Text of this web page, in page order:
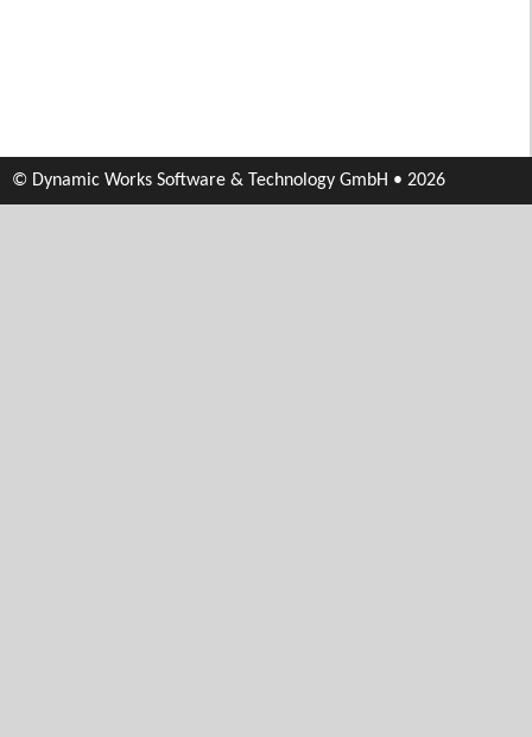
© Dynamic Works Software & Technology GmbH • 2026